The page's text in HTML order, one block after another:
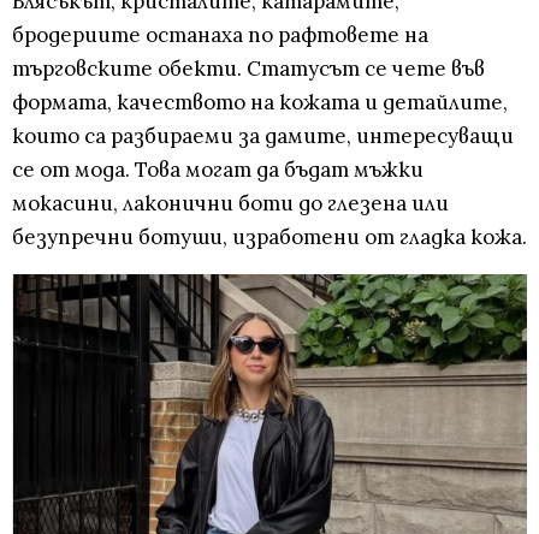
бродериите останаха по рафтовете на
търговските обекти. Статусът се чете във
формата, качеството на кожата и детайлите,
които са разбираеми за дамите, интересуващи
се от мода. Това могат да бъдат мъжки
мокасини, лаконични боти до глезена или
безупречни ботуши, изработени от гладка кожа.